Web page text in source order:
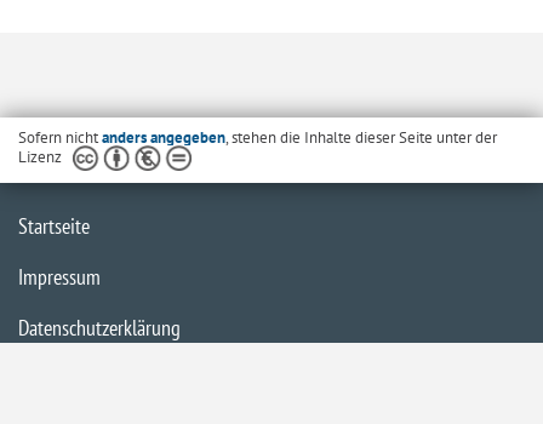
Sofern nichtanders angegeben, stehen die Inhalte dieser Seite unter der
Lizenz
Startseite
Impressum
Datenschutzerklärung